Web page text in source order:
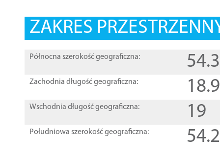
ZAKRES
Północna szerokość geograficzna:
Zachodnia długość geograficzna:
Wschodnia długość geograficzna: 19
Południowa szerokość geograficzna: